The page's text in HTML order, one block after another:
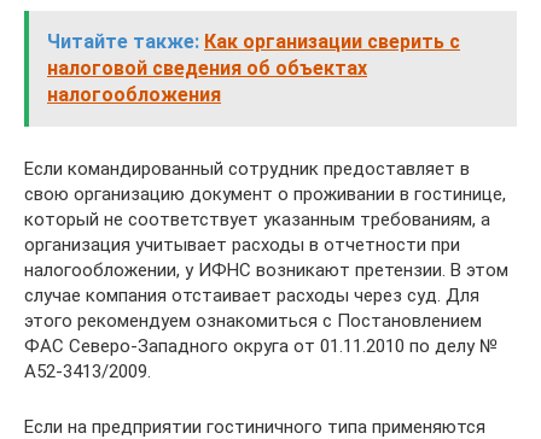
Читайте также: Как организации сверить с
налоговой сведения об объектах
налогообложения
Если командированный сотрудник предоставляет в
свою организацию документ о проживании в гостинице,
который не соответствует указанным требованиям, а
организация учитывает расходы в отчетности при
налогообложении, у ИФНС возникают претензии. В этом
случае компания отстаивает расходы через суд. Для
этого рекомендуем ознакомиться с Постановлением
ФАС Северо-Западного округа от 01.11.2010 по делу №
А52-3413/2009.
Если на предприятии гостиничного типа применяются